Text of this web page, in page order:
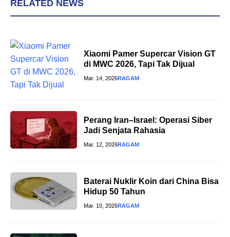
RELATED NEWS
Xiaomi Pamer Supercar Vision GT
di MWC 2026, Tapi Tak Dijual
Mar. 14, 2026RAGAM
Perang Iran–Israel: Operasi Siber
Jadi Senjata Rahasia
Mar. 12, 2026RAGAM
Baterai Nuklir Koin dari China Bisa
Hidup 50 Tahun
Mar. 10, 2026RAGAM